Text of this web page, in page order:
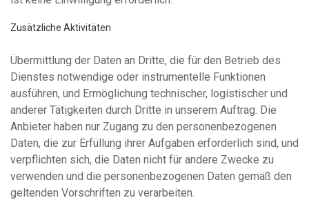
Zusätzliche Aktivitäten
Übermittlung der Daten an Dritte, die für den Betrieb des
Dienstes notwendige oder instrumentelle Funktionen
ausführen, und Ermöglichung technischer, logistischer und
anderer Tätigkeiten durch Dritte in unserem Auftrag. Die
Anbieter haben nur Zugang zu den personenbezogenen
Daten, die zur Erfüllung ihrer Aufgaben erforderlich sind, und
verpflichten sich, die Daten nicht für andere Zwecke zu
verwenden und die personenbezogenen Daten gemäß den
geltenden Vorschriften zu verarbeiten.